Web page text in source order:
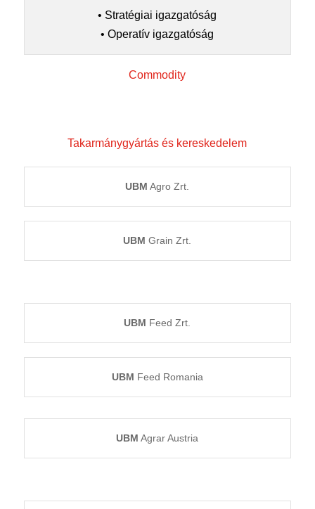
• Stratégiai igazgatóság
• Operatív igazgatóság
Commodity
Takarmánygyártás és kereskedelem
UBM Agro Zrt.
UBM Grain Zrt.
UBM Feed Zrt.
UBM Feed Romania
UBM Agrar Austria